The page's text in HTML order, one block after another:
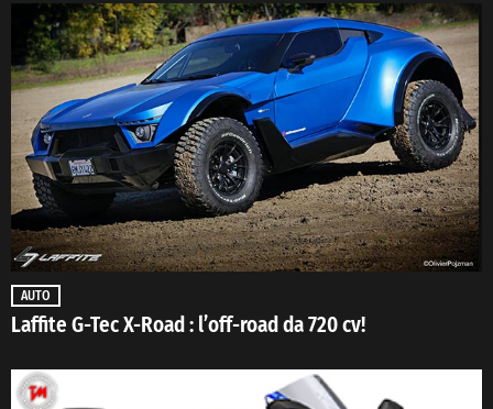
AUTO
Laffite G-Tec X-Road : l’off-road da 720 cv!